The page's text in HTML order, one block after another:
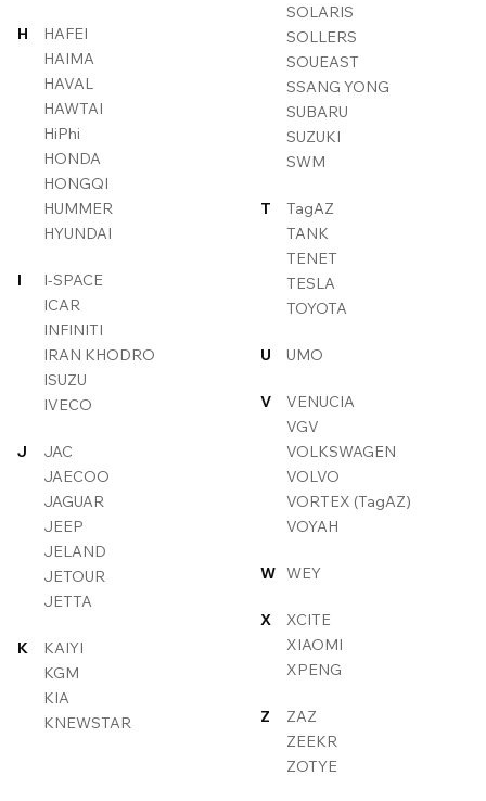
H
HAFEI
HAIMA
HAVAL
HAWTAI
HiPhi
HONDA
HONGQI
HUMMER
HYUNDAI
I
I-SPACE
ICAR
INFINITI
IRAN KHODRO
ISUZU
IVECO
J
JAC
JAECOO
JAGUAR
JEEP
JELAND
JETOUR
JETTA
K
KAIYI
KGM
KIA
KNEWSTAR
SOLARIS
SOLLERS
SOUEAST
SSANG YONG
SUBARU
SUZUKI
SWM
T
TagAZ
TANK
TENET
TESLA
TOYOTA
U UMO
V
VENUCIA
VGV
VOLKSWAGEN
VOLVO
VORTEX (TagAZ)
VOYAH
W WEY
X
XCITE
XIAOMI
XPENG
Z
ZAZ
ZEEKR
ZOTYE